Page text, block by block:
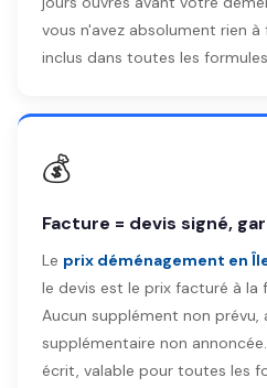
vous n'avez absolument rien
inclus dans toutes les
💰
Facture = devis signé,
Le prix déménagement en
le devis est le prix facturé à la
Aucun supplément non prévu,
supplémentaire non
écrit, valable pour toutes les